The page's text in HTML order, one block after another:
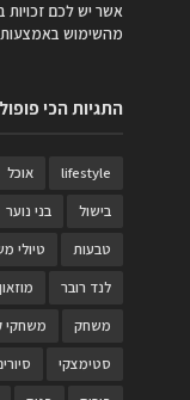
אשר יש לכם
מהשימוש באמצעות
התגיות הכי
lifestyle אוכל
בישול
בני נוער
טבעות
טיולי
לנד רובר
מוזאון
משחק
משחקי
סטימצקי